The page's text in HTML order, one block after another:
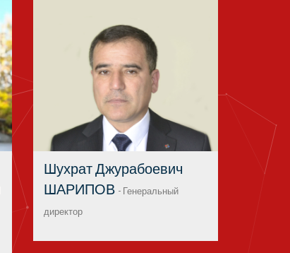
Шухрат Джурабоевич
ШАРИПОВ - Генеральный
директор